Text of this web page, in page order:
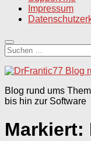
Impressum
Suchen
nach:
Blog rund ums
bis hin zur Software
Markiert: